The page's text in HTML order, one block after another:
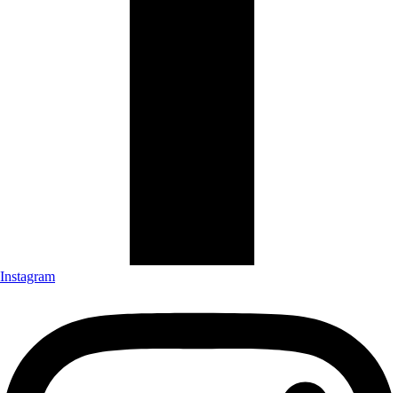
Instagram